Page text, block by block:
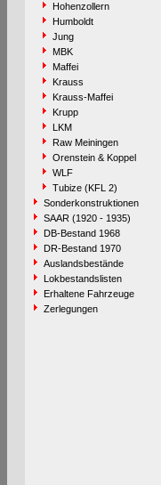
Hohenzollern
Humboldt
Jung
MBK
Maffei
Krauss
Krauss-Maffei
Krupp
LKM
Raw Meiningen
Orenstein & Koppel
WLF
Tubize (KFL 2)
Sonderkonstruktionen
SAAR (1920 - 1935)
DB-Bestand 1968
DR-Bestand 1970
Auslandsbestände
Lokbestandslisten
Erhaltene Fahrzeuge
Zerlegungen